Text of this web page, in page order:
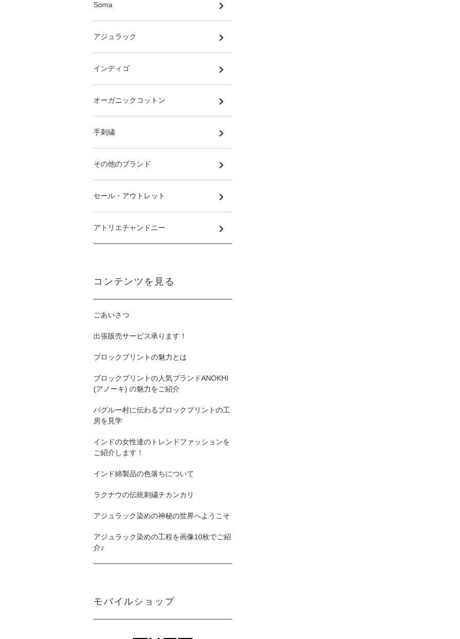
Soma
アジュラック
インディゴ
オーガニックコットン
手刺繍
その他のブランド
セール・アウトレット
アトリエチャンドニー
コンテンツを見る
ごあいさつ
出張販売サービス承ります！
ブロックプリントの魅力とは
ブロックプリントの人気ブランドANOKHI
(アノーキ) の魅力をご紹介
バグルー村に伝わるブロックプリントの工
房を見学
インドの女性達のトレンドファッションを
ご紹介します！
インド綿製品の色落ちについて
ラクナウの伝統刺繍チカンカリ
アジュラック染めの神秘の世界へようこそ
アジュラック染めの工程を画像10枚でご紹
介♪
モバイルショップ